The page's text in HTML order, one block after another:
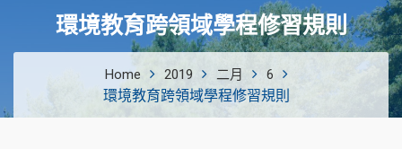
環境教育跨領域學程修習規則
Home 2019 二月 6
環境教育跨領域學程修習規則